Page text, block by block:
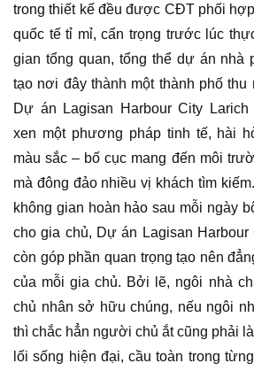
trong thiết kế đều được CĐT phối
quốc tế tỉ mỉ, cẩn trọng trước lúc
gian tổng quan, tổng thể dự án nhà
tạo nơi đây thành một thành phố thu
Dự án Lagisan Harbour City
xen một phương pháp tinh tế, hài
màu sắc – bố cục mang đến môi
mà đông đảo nhiều vị khách tìm
không gian hoàn hảo sau mỗi ngày
cho gia chủ, Dự án Lagisan Harbour
còn góp phần quan trọng tạo nên
của mỗi gia chủ. Bởi lẽ, ngôi nhà
chủ nhân sở hữu chúng, nếu ngôi
thì chắc hẳn người chủ ắt cũng phải
lối sống hiện đại, cầu toàn trong